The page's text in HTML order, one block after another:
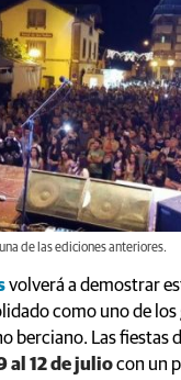
de las ediciones anteriores.
volverá a demostrar
como uno de los
berciano. Las fiestas
al 12 de juliocon un